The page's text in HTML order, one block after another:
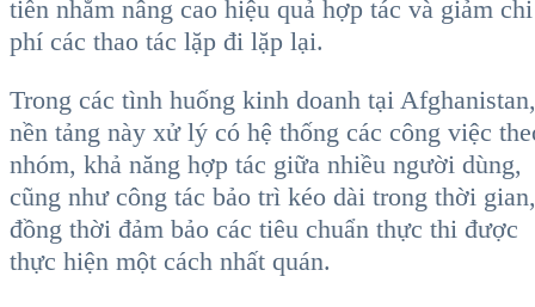
tiễn nhằm nâng cao hiệu quả hợp tác và giảm chi
phí các thao tác lặp đi lặp lại.
Trong các tình huống kinh doanh tại Afghanistan,
nền tảng này xử lý có hệ thống các công việc
nhóm, khả năng hợp tác giữa nhiều người dùng,
cũng như công tác bảo trì kéo dài trong thời gian,
đồng thời đảm bảo các tiêu chuẩn thực thi được
thực hiện một cách nhất quán.